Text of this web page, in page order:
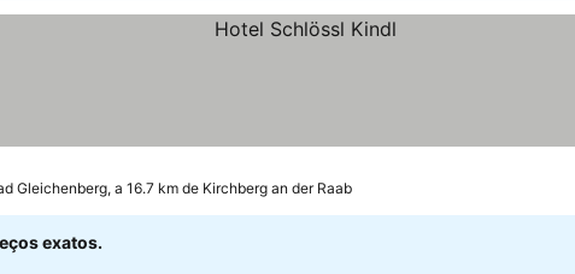
Gleichenberg, a 16.7 km de Kirchberg an der Raab
exatos.